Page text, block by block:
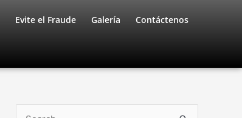
Evite el Fraude Galería Contáctenos